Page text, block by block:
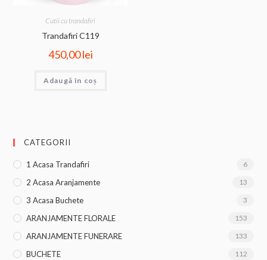
Cutii cu trandafiri
Trandafiri C119
450,00lei
Adaugă în coș
CATEGORII
1 Acasa Trandafiri 6
2 Acasa Aranjamente 13
3 Acasa Buchete 3
ARANJAMENTE FLORALE 153
ARANJAMENTE FUNERARE 133
BUCHETE 112